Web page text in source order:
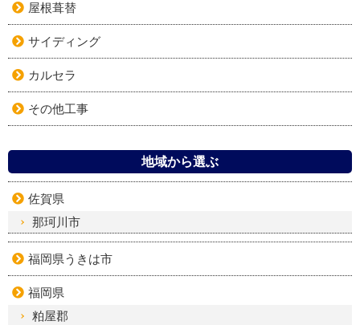
屋根葺替
サイディング
カルセラ
その他工事
地域から選ぶ
佐賀県
那珂川市
福岡県うきは市
福岡県
粕屋郡